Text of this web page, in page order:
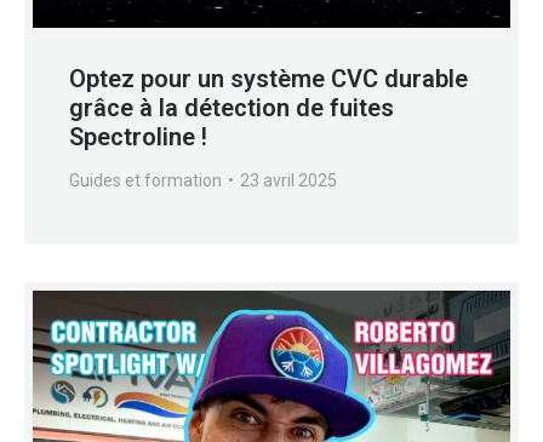
Optez pour un système CVC durable
grâce à la détection de fuites
Spectroline !
Guides et formation 23 avril 2025